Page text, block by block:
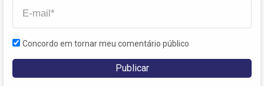
Concordo em tornar meu comentário público